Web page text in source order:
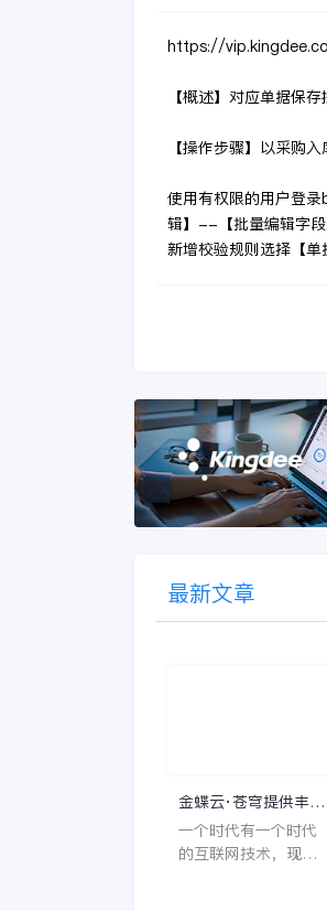
https://
【概述】对应单据保
【操作步骤】以采购
使用有权限的用户登
辑】--【批量编辑字
新增校验规则选择【单
最新文章
金蝶云·苍穹提供丰富
的API云服务，使企业
综合效率提升
一个时代有一个时代
的互联网技术，现在